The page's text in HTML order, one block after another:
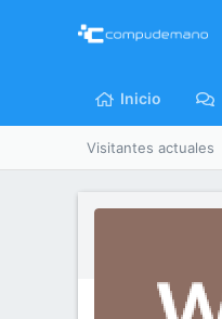
Inicio
Visitantes actuales